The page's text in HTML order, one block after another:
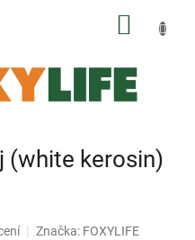
(white kerosin)
Značka: FOXYLIFE